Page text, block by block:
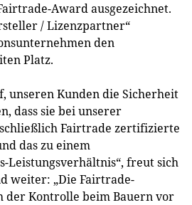
Award ausgezeichnet.
/ Lizenzpartner“
den
Platz.
unseren Kunden die Sicherheit
dass sie bei unserer
Fairtrade zertifizierte
das zu einem
Leistungsverhältnis“, freut sich
weiter: „Die Fairtrade-
der Kontrolle beim Bauern vor